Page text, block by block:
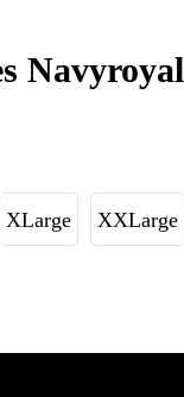
Navyroyal
XLarge XXLarge